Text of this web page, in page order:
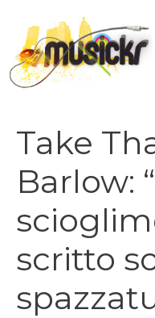
contenuto
Take
Barlow:
scritto